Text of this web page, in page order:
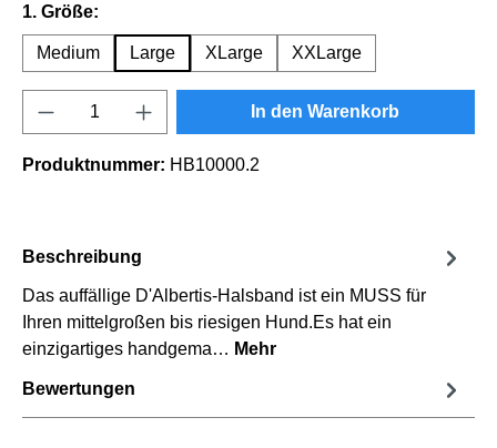
1. Größe:
Medium Large XLarge XXLarge
Produkt Anzahl: Gib den gewünschten
In den Warenkorb
Produktnummer: HB10000.2
Beschreibung
Das auffällige D'Albertis-Halsband ist ein MUSS für
Ihren mittelgroßen bis riesigen Hund.Es hat ein
einzigartiges handgema… Mehr
Bewertungen